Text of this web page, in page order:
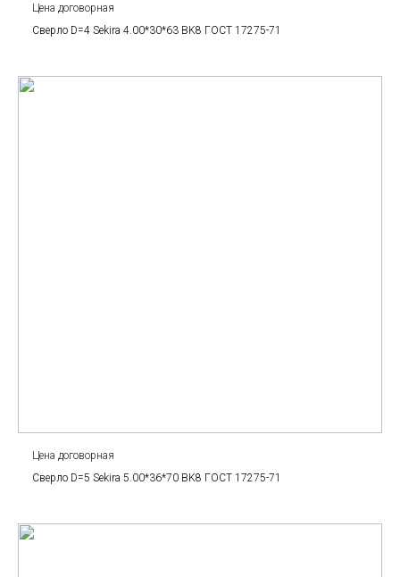
Цена договорная
Сверло D=4 Sekira 4.00*30*63 BK8 ГОСТ 17275-71
Цена договорная
Сверло D=5 Sekira 5.00*36*70 BK8 ГОСТ 17275-71